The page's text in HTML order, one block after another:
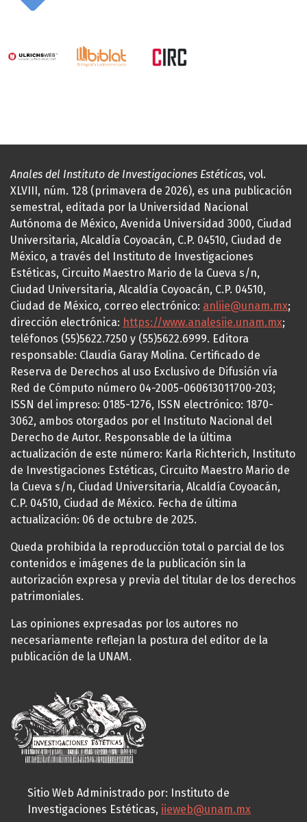
Anales del Instituto de Investigaciones Estéticas, vol.
XLVIII, núm. 128 (primavera de 2026), es una publicación
semestral, editada por la Universidad Nacional
Autónoma de México, Avenida Universidad 3000, Ciudad
Universitaria, Alcaldía Coyoacán, C.P. 04510, Ciudad de
México, a través del Instituto de Investigaciones
Estéticas, Circuito Maestro Mario de la Cueva s/n,
Ciudad Universitaria, Alcaldía Coyoacán, C.P. 04510,
Ciudad de México, correo electrónico: anliie@unam.mx;
dirección electrónica: https://www.analesiie.unam.mx;
teléfonos (55)5622.7250 y (55)5622.6999. Editora
responsable: Claudia Garay Molina. Certificado de
Reserva de Derechos al uso Exclusivo de Difusión vía
Red de Cómputo número 04-2005-060613011700-203;
ISSN del impreso: 0185-1276, ISSN electrónico: 1870-
3062, ambos otorgados por el Instituto Nacional del
Derecho de Autor. Responsable de la última
actualización de este número: Karla Richterich, Instituto
de Investigaciones Estéticas, Circuito Maestro Mario de
la Cueva s/n, Ciudad Universitaria, Alcaldía Coyoacán,
C.P. 04510, Ciudad de México. Fecha de última
actualización: 06 de octubre de 2025.
Queda prohibida la reproducción total o parcial de los
contenidos e imágenes de la publicación sin la
autorización expresa y previa del titular de los derechos
patrimoniales.
Las opiniones expresadas por los autores no
necesariamente reflejan la postura del editor de la
publicación de la UNAM.
Sitio Web Administrado por: Instituto de
Investigaciones Estéticas, iieweb@unam.mx